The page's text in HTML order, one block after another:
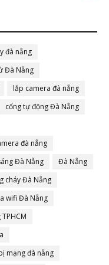
đà nẵng
Đà Nẵng
lắp camera đà nẵng
cổng tự động Đà Nẵng
đà nẵng
Đà Nẵng
Đà Nẵng
cháy Đà Nẵng
wifi Đà Nẵng
mạng đà nẵng